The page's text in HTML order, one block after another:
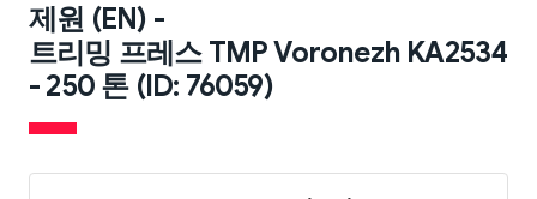
제원 (EN) -
트리밍 프레스 TMP Voronezh KA2534
- 250 톤 (ID: 76059)